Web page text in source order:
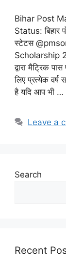
Bihar Post
Status: बिहार
स्टेटस
Scholarship
द्वारा मैट्रिक
लिए प्रत्येक वर्ष
है यदि आप भी …
Leave a
Search
Recent